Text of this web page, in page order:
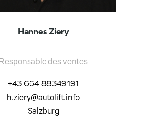
Hannes Ziery
Responsable des ventes
+43 664 88349191
h.ziery@autolift.info
Salzburg